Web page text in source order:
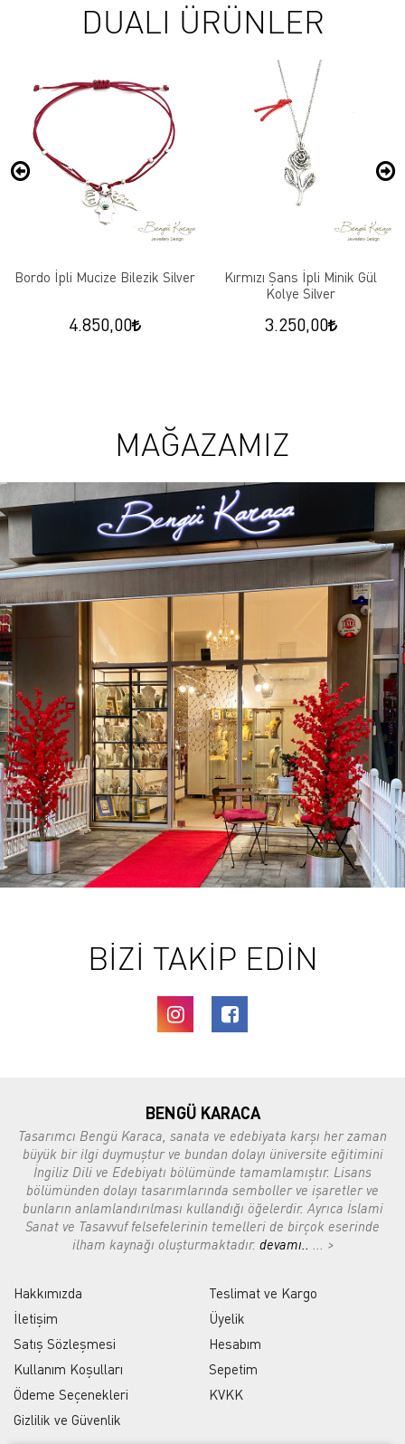
DUALI ÜRÜNLER
Bordo İpli Mucize Bilezik Silver
4.850,00
Kırmızı Şans İpli Minik Gül
Kolye Silver
3.250,00
MAĞAZAMIZ
BİZİ TAKİP EDİN
BENGÜ KARACA
Tasarımcı Bengü Karaca, sanata ve edebiyata karşı her zaman
büyük bir ilgi duymuştur ve bundan dolayı üniversite eğitimini
İngiliz Dili ve Edebiyatı bölümünde tamamlamıştır. Lisans
bölümünden dolayı tasarımlarında semboller ve işaretler ve
bunların anlamlandırılması kullandığı öğelerdir. Ayrıca İslami
Sanat ve Tasavvuf felsefelerinin temelleri de birçok eserinde
ilham kaynağı oluşturmaktadır. devamı.. ... >
Hakkımızda
İletişim
Satış Sözleşmesi
Kullanım Koşulları
Ödeme Seçenekleri
Gizlilik ve Güvenlik
Teslimat ve Kargo
Üyelik
Hesabım
Sepetim
KVKK